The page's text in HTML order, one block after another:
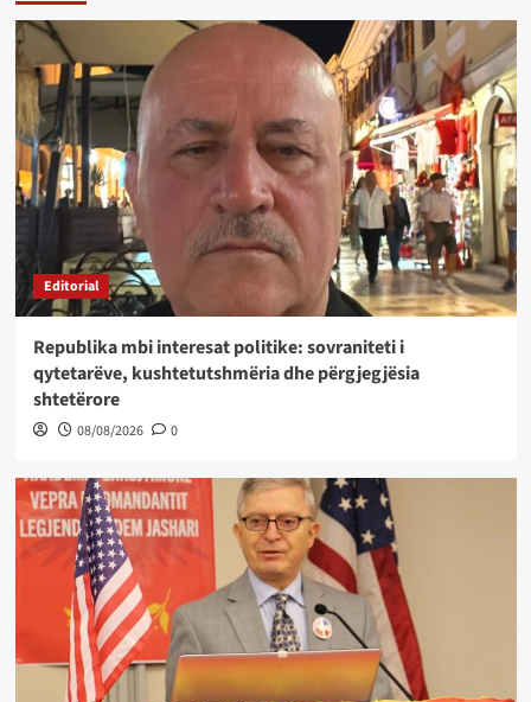
Editorial
Republika mbi interesat politike: sovraniteti i
qytetarëve, kushtetutshmëria dhe përgjegjësia
shtetërore
08/08/2026 0